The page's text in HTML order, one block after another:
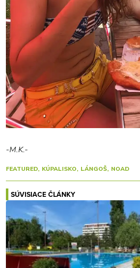
-M.K.-
FEATURED KÚPALISKO LÁNGOŠ NOAD
SÚVISIACE ČLÁNKY